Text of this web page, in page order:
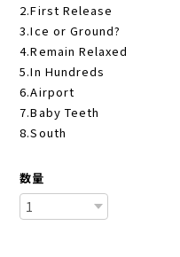
2.First Release
3.Ice or Ground?
4.Remain Relaxed
5.In Hundreds
6.Airport
7.Baby Teeth
8.South
数量